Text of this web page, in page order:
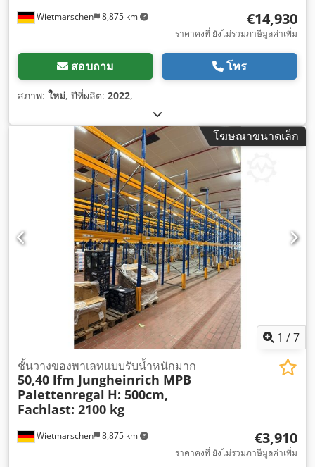
Wietmarschen 8,875 km €14,930
ราคาคงที่ ยังไม่รวมภาษีมูลค่าเพิ่ม
สอบถาม โทร
สภาพ: ใหม่, ปีที่ผลิต: 2022,
โฆษณาขนาดเล็ก
1 /7
Wietmarschen 8,875 km
ชั้นวางของพาเลทแบบรับน้ำหนักมาก
50,40 lfm Jungheinrich MPB
Palettenregal H: 500cm,
Fachlast: 2100 kg
€3,910
ราคาคงที่ ยังไม่รวมภาษีมูลค่าเพิ่ม